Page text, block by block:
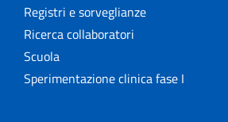
Registri e sorveglianze
Ricerca collaboratori
Scuola
Sperimentazione clinica fase I